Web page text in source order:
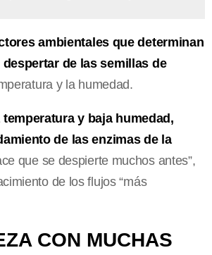
ambientales que determinan
de las semillas de
y la humedad.
temperatura y baja humedad,
de las enzimas de la
que se despierte muchos antes”,
de los flujos “más
CON MUCHAS